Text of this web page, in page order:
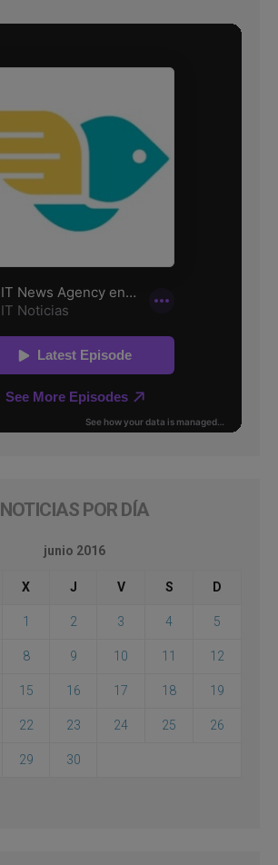
NOTICIAS POR DÍA
junio 2016
X J V S D
1 2 3 4 5
8 9 10 11 12
15 16 17 18 19
22 23 24 25 26
29 30